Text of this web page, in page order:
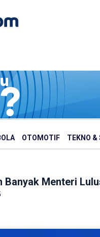
OTOMOTIF TEKNO &
Menteri